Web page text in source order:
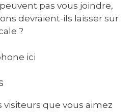
pas vous joindre,
devraient-ils laisser sur
?
ici
visiteurs que vous aimez